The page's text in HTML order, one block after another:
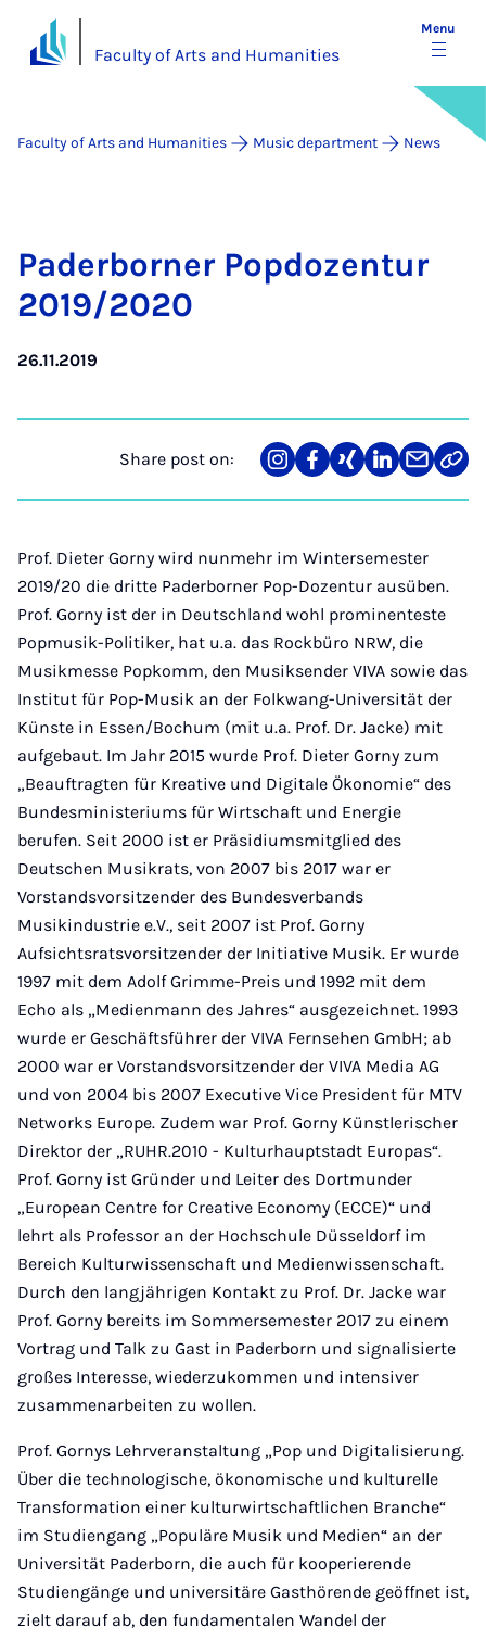
Faculty of Arts and Humanities
Menu
Faculty of Arts and Humanities Music department News
Pader­borner Pop­dozen­tur
2019/2020
26.11.2019
Share post on:
Share
on
Teilen
auf
Teilen
auf
Teilen
auf
Teilen
über
Link
Prof. Dieter Gorny wird nunmehr im Wintersemester
2019/20 die dritte Paderborner Pop-Dozentur ausüben.
Prof. Gorny ist der in Deutschland wohl prominenteste
Popmusik-Politiker, hat u.a. das Rockbüro NRW, die
Musikmesse Popkomm, den Musiksender VIVA sowie das
Institut für Pop-Musik an der Folkwang-Universität der
Künste in Essen/Bochum (mit u.a. Prof. Dr. Jacke) mit
aufgebaut. Im Jahr 2015 wurde Prof. Dieter Gorny zum
„Beauftragten für Kreative und Digitale Ökonomie“ des
Bundesministeriums für Wirtschaft und Energie
berufen. Seit 2000 ist er Präsidiumsmitglied des
Deutschen Musikrats, von 2007 bis 2017 war er
Vorstandsvorsitzender des Bundesverbands
Musikindustrie e.V., seit 2007 ist Prof. Gorny
Aufsichtsratsvorsitzender der Initiative Musik. Er wurde
1997 mit dem Adolf Grimme-Preis und 1992 mit dem
Echo als „Medienmann des Jahres“ ausgezeichnet. 1993
wurde er Geschäftsführer der VIVA Fernsehen GmbH; ab
2000 war er Vorstandsvorsitzender der VIVA Media AG
und von 2004 bis 2007 Executive Vice President für MTV
Networks Europe. Zudem war Prof. Gorny Künstlerischer
Direktor der „RUHR.2010 - Kulturhauptstadt Europas“.
Prof. Gorny ist Gründer und Leiter des Dortmunder
„European Centre for Creative Economy (ECCE)“ und
lehrt als Professor an der Hochschule Düsseldorf im
Bereich Kulturwissenschaft und Medienwissenschaft.
Durch den langjährigen Kontakt zu Prof. Dr. Jacke war
Prof. Gorny bereits im Sommersemester 2017 zu einem
Vortrag und Talk zu Gast in Paderborn und signalisierte
großes Interesse, wiederzukommen und intensiver
zusammenarbeiten zu wollen.
Prof. Gornys Lehrveranstaltung „Pop und Digitalisierung.
Über die technologische, ökonomische und kulturelle
Transformation einer kulturwirtschaftlichen Branche“
im Studiengang „Populäre Musik und Medien“ an der
Universität Paderborn, die auch für kooperierende
Studiengänge und universitäre Gasthörende geöffnet ist,
zielt darauf ab, den fundamentalen Wandel der